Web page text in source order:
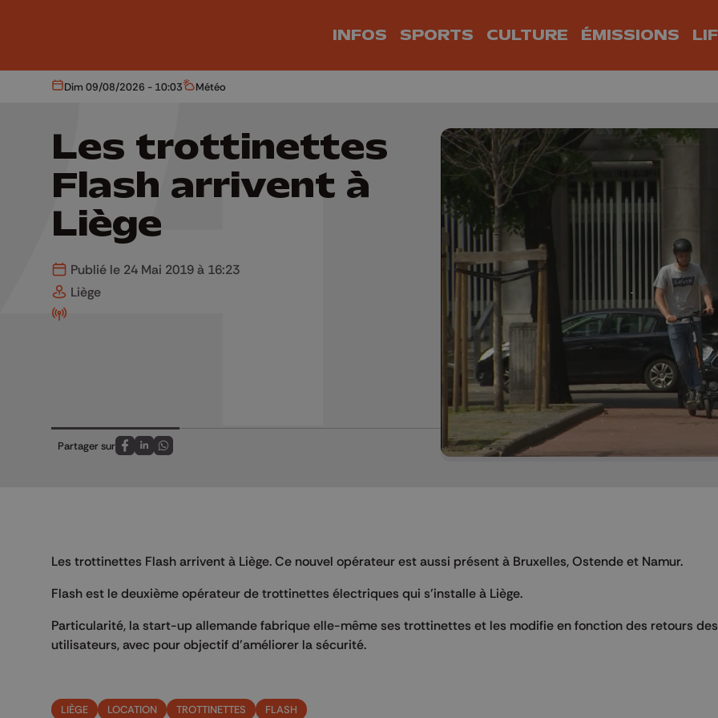
INFOS SPORTS CULTURE ÉMISSIONS
Aujourd'hui
Dim 09/08/2026 - 10:03 Météo
Météo
Les trottinettes
Flash arrivent à
Liège
Publié le 24 Mai 2019 à 16:23
Liège
Partager sur
Partagez sur FaceBook
Partagez sur LinkedIn
Partagez sur Whatsapp
Les trottinettes Flash arrivent à Liège. Ce nouvel opérateur est aussi présent à Bruxelles, Ostende et Namur.
Flash est le deuxième opérateur de trottinettes électriques qui s’installe à Liège.
Particularité, la start-up allemande fabrique elle-même ses trottinettes et les modifie en fonction des retours des
utilisateurs, avec pour objectif d'améliorer la sécurité.
LIÈGE LOCATION TROTTINETTES FLASH